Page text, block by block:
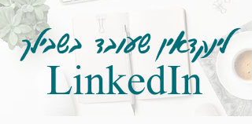
לינקדאין שעובד בשבילך
LinkedIn